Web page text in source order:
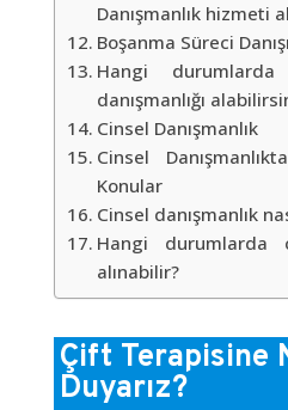
Danışmanlık hizmeti
Boşanma Süreci
Hangi
danışmanlığı
Cinsel Danışmanlık
Cinsel
Konular
Cinsel danışmanlık
Hangi durumlarda
alınabilir?
Çift Terapisine
Duyarız?